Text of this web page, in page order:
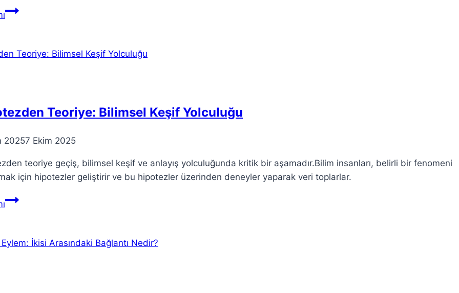
Paradoksal
ve
Teoriye: Bilimsel Keşif Yolculuğu
20257 Ekim 2025
teoriye geçiş, bilimsel keşif ve anlayış yolculuğunda kritik bir aşamadır.Bilim insanları, belirli bir fenomeni
için hipotezler geliştirir ve bu hipotezler üzerinden deneyler yaparak veri toplarlar.
Hipotezden
Keşif